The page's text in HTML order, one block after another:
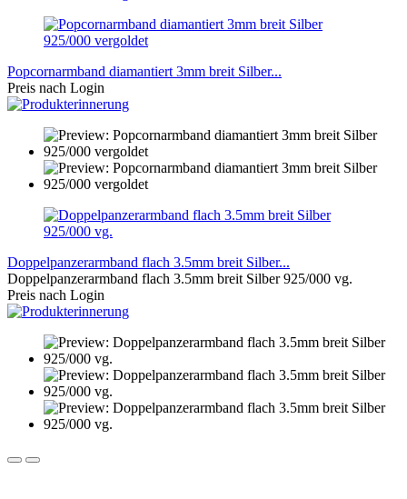
Popcornarmband diamantiert 3mm breit Silber...
Preis nach Login
Doppelpanzerarmband flach 3.5mm breit Silber...
Doppelpanzerarmband flach 3.5mm breit Silber 925/000 vg.
Preis nach Login